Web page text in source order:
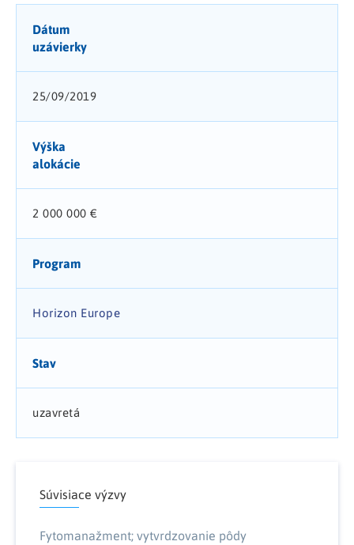
Dátum
uzávierky
25/09/2019
Výška
alokácie
2 000 000 €
Program
Horizon Europe
Stav
uzavretá
Súvisiace výzvy
Fytomanažment; vytvrdzovanie pôdy